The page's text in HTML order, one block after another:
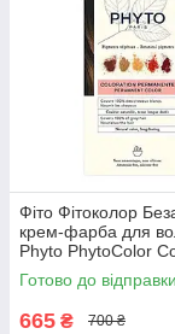
Фіто Фітоколор
крем-фарба для
Phyto PhytoColor
Permanente 5.7
шатен каштановий
Готово до відправки
665 ₴ 700 ₴